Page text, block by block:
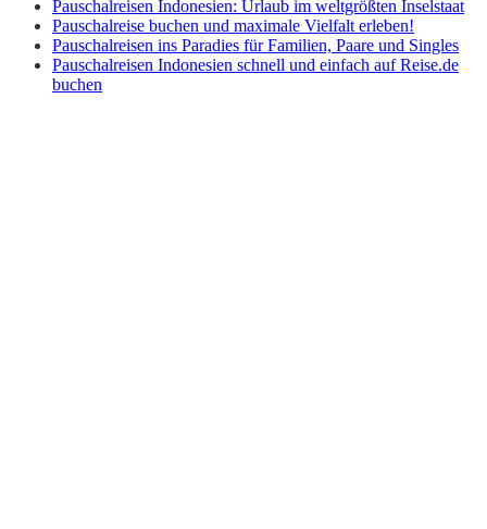
Pauschalreisen Indonesien: Urlaub im weltgrößten Inselstaat
Pauschalreise buchen und maximale Vielfalt erleben!
Pauschalreisen ins Paradies für Familien, Paare und Singles
Pauschalreisen Indonesien schnell und einfach auf Reise.de
buchen